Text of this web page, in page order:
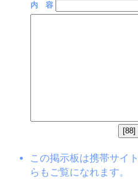
内 容
この掲示板は携帯サイ
らもご覧になれます。